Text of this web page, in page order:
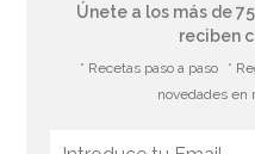
Únete a los más de
reciben
* Recetas paso a paso *
novedades en